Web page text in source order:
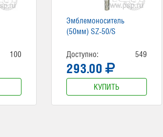
100
Эмблемоноситель
(50мм) SZ-50/S
Доступно: 549
293.00
КУПИТЬ